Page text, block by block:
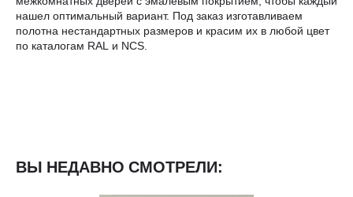
нашел оптимальный вариант. Под заказ изготавливаем
полотна нестандартных размеров и красим их в любой цвет
по каталогам RAL и NCS.
ВЫ НЕДАВНО СМОТРЕЛИ: